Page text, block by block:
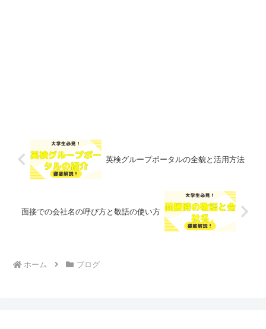
英検グループポータルの全貌と活用方法
面接での会社名の呼び方と敬語の使い方
ホーム ブログ